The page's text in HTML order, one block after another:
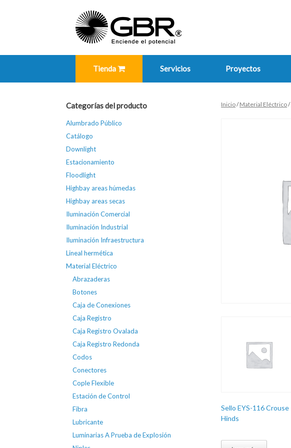
Tienda Servicios Proyectos
Inicio/Material Eléctrico/
Sello EYS-116 Crouse
Hinds
Categorías del producto
Alumbrado Público
Catálogo
Downlight
Estacionamiento
Floodlight
Highbay areas húmedas
Highbay areas secas
Iluminación Comercial
Iluminación Industrial
Iluminación Infraestructura
Lineal hermética
Material Eléctrico
Abrazaderas
Botones
Caja de Conexiones
Caja Registro
Caja Registro Ovalada
Caja Registro Redonda
Codos
Conectores
Cople Flexible
Estación de Control
Fibra
Lubricante
Luminarias A Prueba de Explosión